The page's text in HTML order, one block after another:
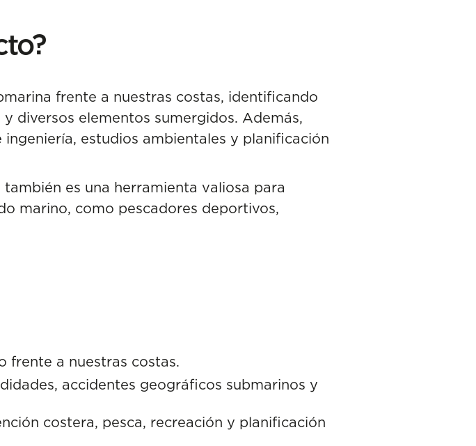
frente a nuestras costas, identificando
diversos elementos sumergidos. Además,
estudios ambientales y planificación
es una herramienta valiosa para
marino, como pescadores deportivos,
frente a nuestras costas.
accidentes geográficos submarinos y
costera, pesca, recreación y planificación